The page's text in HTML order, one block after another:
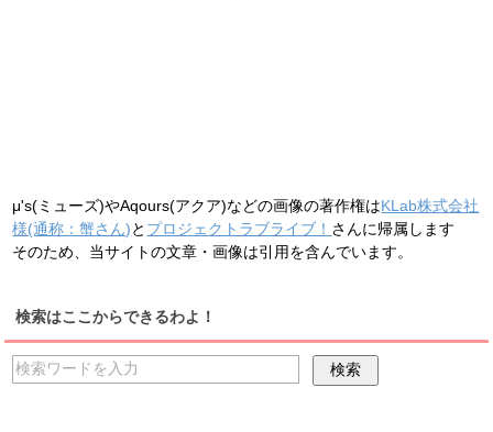
μ's(ミューズ)やAqours(アクア)などの画像の著作権はKLab株式会社
様(通称：蟹さん)と プロジェクトラブライブ！ さんに帰属します
そのため、当サイトの文章・画像は引用を含んでいます。
検索はここからできるわよ！